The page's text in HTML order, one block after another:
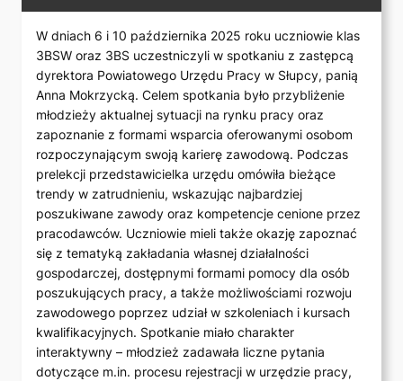
W dniach 6 i 10 października 2025 roku uczniowie klas
3BSW oraz 3BS uczestniczyli w spotkaniu z zastępcą
dyrektora Powiatowego Urzędu Pracy w Słupcy, panią
Anna Mokrzycką. Celem spotkania było przybliżenie
młodzieży aktualnej sytuacji na rynku pracy oraz
zapoznanie z formami wsparcia oferowanymi osobom
rozpoczynającym swoją karierę zawodową. Podczas
prelekcji przedstawicielka urzędu omówiła bieżące
trendy w zatrudnieniu, wskazując najbardziej
poszukiwane zawody oraz kompetencje cenione przez
pracodawców. Uczniowie mieli także okazję zapoznać
się z tematyką zakładania własnej działalności
gospodarczej, dostępnymi formami pomocy dla osób
poszukujących pracy, a także możliwościami rozwoju
zawodowego poprzez udział w szkoleniach i kursach
kwalifikacyjnych. Spotkanie miało charakter
interaktywny – młodzież zadawała liczne pytania
dotyczące m.in. procesu rejestracji w urzędzie pracy,